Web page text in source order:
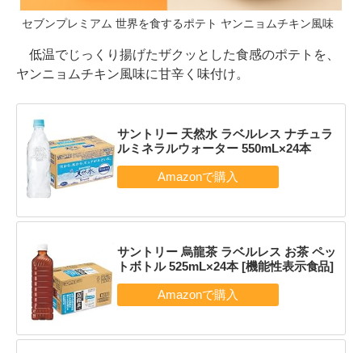
セブンプレミアム 世界を食するポテト ヤンニョムチキン風味
低温でじっくり揚げたザクッとした食感のポテトを、
ヤンニョムチキン風味に甘辛く味付け。
サントリー 天然水 ラベルレス ナチュラ
ルミネラルウォーター 550mL×24本
サントリー 烏龍茶 ラベルレス お茶 ペッ
トボトル 525mL×24本 [機能性表示食品]